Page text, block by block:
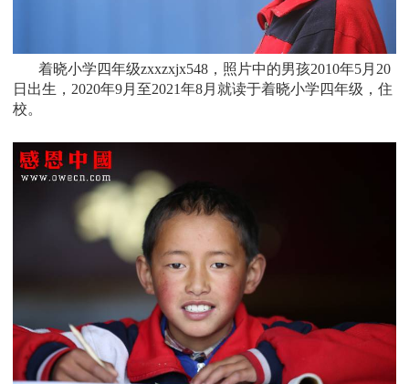
着晓小学四年级zxxzxjx548，照片中的男孩2010年5月20
日 出生， 2020年9月至2021年8月就读于着晓小学四年级 ，住
校。